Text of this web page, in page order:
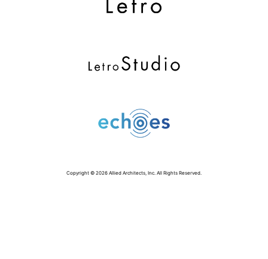
Copyright © 2026 Allied Architects, Inc. All Rights Reserved.